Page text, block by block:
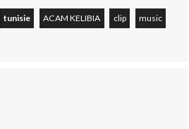
tunisie ACAM KELIBIA clip music